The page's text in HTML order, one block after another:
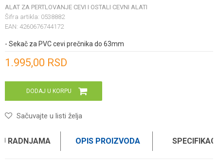
ALAT ZA PERTLOVANJE CEVI I OSTALI CEVNI ALATI
Šifra artikla: 0538882
EAN: 4260676744172
- Sekač za PVC cevi prečnika do 63mm
1.995,00 RSD
DODAJ U KORPU
Sačuvajte u listi želja
RADNJAMA OPIS PROIZVODA